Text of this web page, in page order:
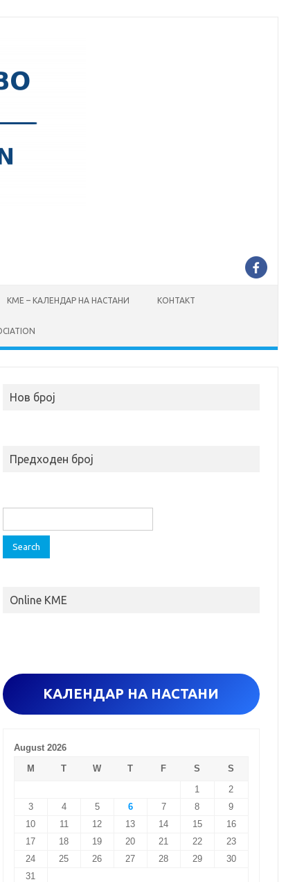
КМЕ – КАЛЕНДАР НА НАСТАНИ КОНТАКТ
Нов број
Предходен број
e
Online KME
КАЛЕНДАР НА НАСТАНИ
August 2026
M
T W T F S
S
1
2
3
4 5 6 7 8
9
10
11 12 13 14 15
16
17
18 19 20 21 22
23
24
25 26 27 28 29
30
31